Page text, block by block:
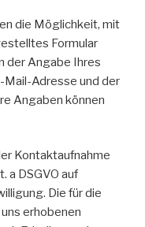
die Möglichkeit, mit
Formular
der Angabe Ihres
Mail-Adresse und der
Angaben können
Kontaktaufnahme
a DSGVO auf
Die für die
erhobenen